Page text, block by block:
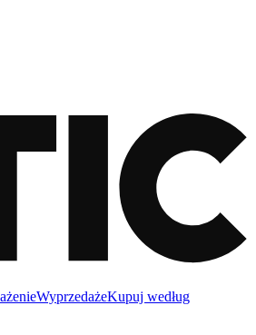
WyprzedażeKupuj według